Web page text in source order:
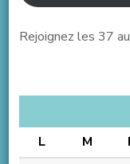
Rejoignez les 37
L M